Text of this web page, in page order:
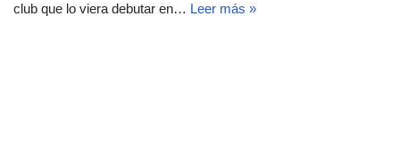
club que lo viera debutar en… Leer más »